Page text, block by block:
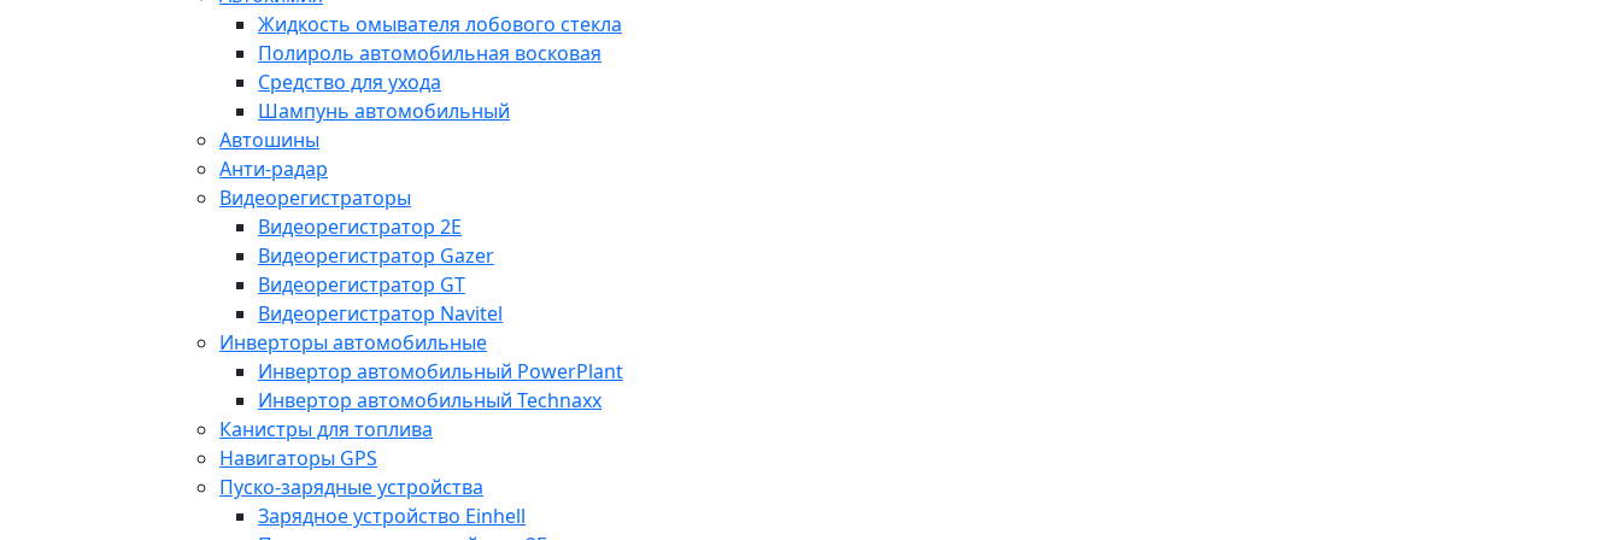
Жидкость омывателя лобового стекла
Полироль автомобильная восковая
Средство для ухода
Шампунь автомобильный
Автошины
Анти-радар
Видеорегистраторы
Видеорегистратор 2E
Видеорегистратор Gazer
Видеорегистратор GT
Видеорегистратор Navitel
Инверторы автомобильные
Инвертор автомобильный PowerPlant
Инвертор автомобильный Technaxx
Канистры для топлива
Навигаторы GPS
Пуско-зарядные устройства
Зарядное устройство Einhell